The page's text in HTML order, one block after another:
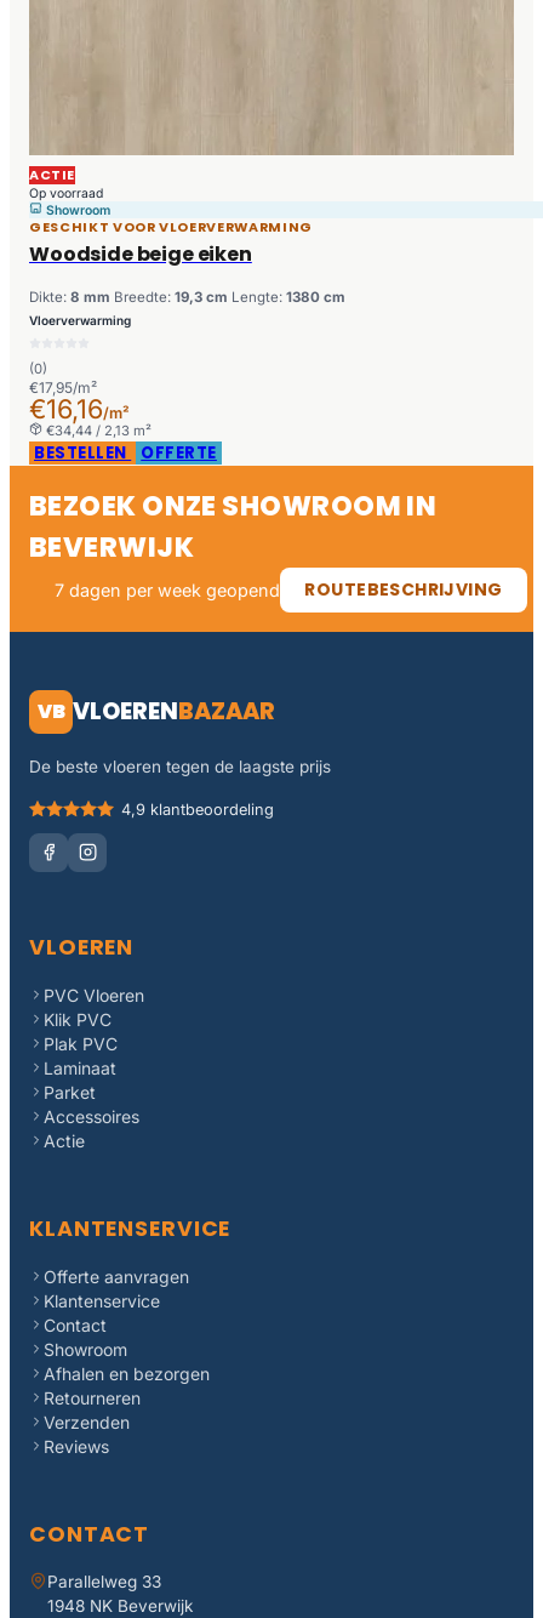
ACTIE
Op voorraad
Showroom
GESCHIKT VOOR VLOERVERWARMING
Woodside beige eiken
Dikte: 8 mm Breedte: 19,3 cm Lengte: 1380 cm
Vloerverwarming
(0)
€17,95/m²
€16,16/m²
€34,44 / 2,13 m²
BESTELLEN OFFERTE
BEZOEK ONZE SHOWROOM IN
BEVERWIJK
7 dagen per week geopend ROUTEBESCHRIJVING
VB VLOERENBAZAAR
De beste vloeren tegen de laagste prijs
4,9 klantbeoordeling
VLOEREN
PVC Vloeren
Klik PVC
Plak PVC
Laminaat
Parket
Accessoires
Actie
KLANTENSERVICE
Offerte aanvragen
Klantenservice
Contact
Showroom
Afhalen en bezorgen
Retourneren
Verzenden
Reviews
CONTACT
Parallelweg 33
1948 NK Beverwijk